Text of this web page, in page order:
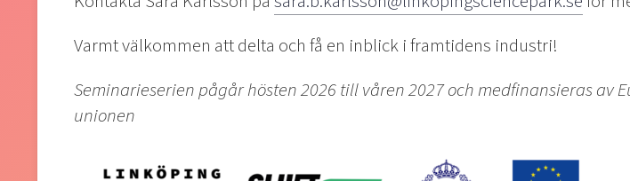
Varmt välkommen att delta och få en inblick i framtidens industri!
Seminarieserien pågår hösten 2026 till våren 2027 och medfinansieras av
unionen